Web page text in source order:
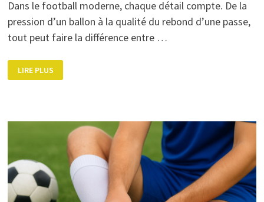
Dans le football moderne, chaque détail compte. De la
pression d’un ballon à la qualité du rebond d’une passe,
tout peut faire la différence entre …
MATÉRIEL
PRÉFÉRÉ
TOP
LIRE PLUS